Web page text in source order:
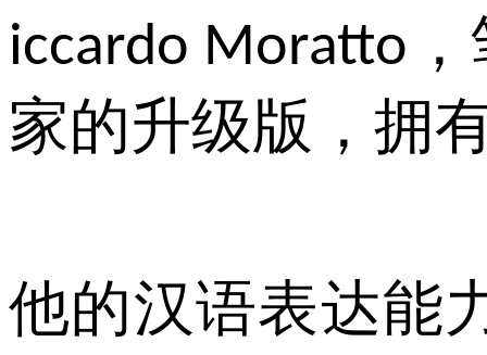
iccardo Moratto
家的升级版，拥
他的汉语表达能